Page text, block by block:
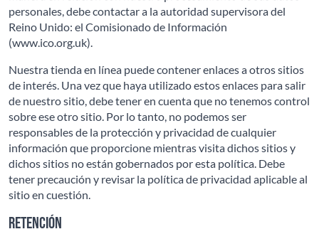
personales, debe contactar a la autoridad supervisora del
Reino Unido: el Comisionado de Información
(www.ico.org.uk).
Nuestra tienda en línea puede contener enlaces a otros sitios
de interés. Una vez que haya utilizado estos enlaces para salir
de nuestro sitio, debe tener en cuenta que no tenemos control
sobre ese otro sitio. Por lo tanto, no podemos ser
responsables de la protección y privacidad de cualquier
información que proporcione mientras visita dichos sitios y
dichos sitios no están gobernados por esta política. Debe
tener precaución y revisar la política de privacidad aplicable al
sitio en cuestión.
Retención